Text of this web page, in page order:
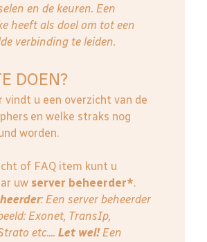
en de keuren. Een
heeft als doel om tot een
verbinding te leiden.
DOEN?
vindt u een overzicht van de
en welke straks nog
worden.
of FAQ item kunt u
uw server beheerder*.
: Een server beheerder
Exonet, TransIp,
etc.... Let wel!Een